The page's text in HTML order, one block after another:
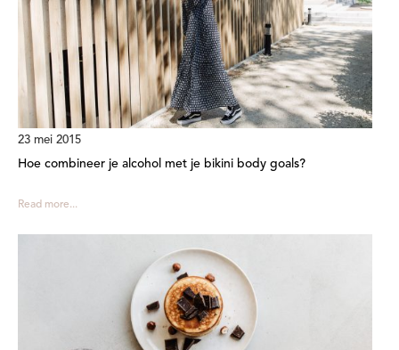
23 mei 2015
Hoe combineer je alcohol met je bikini body goals?
Read more...